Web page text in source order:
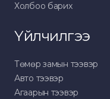
Холбоо барих
Үйлчилгээ
Төмөр замын тээвэр
Авто тээвэр
Агаарын тээвэр